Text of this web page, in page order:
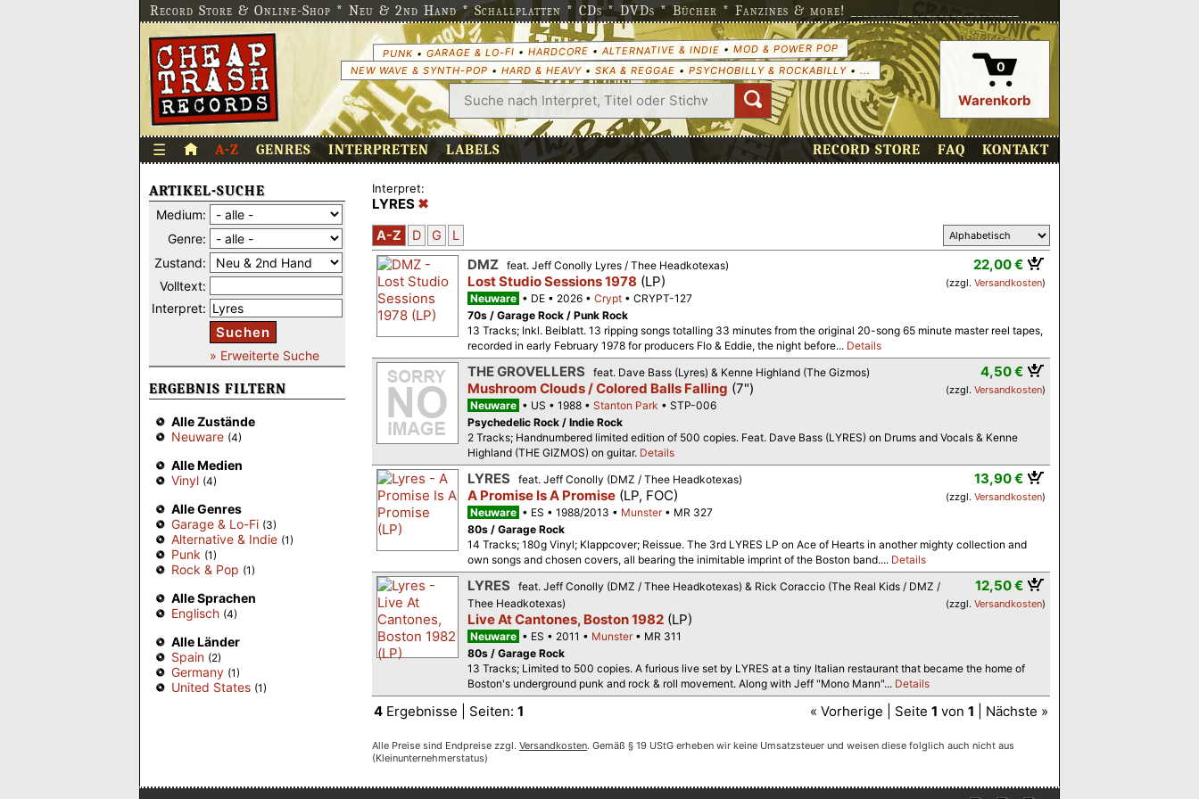
Record Store & Online-Shop * Neu & 2nd Hand * Schallplatten * CDs * DVDs * Bücher * Fanzines & more! ___________________________
PUNK• GARAGE & LO-FI • HARDCORE • ALTERNATIVE & INDIE • MOD & POWER POP
NEW WAVE & SYNTH-POP • HARD & HEAVY• SKA & REGGAE • PSYCHOBILLY & ROCKABILLY• ... 0
Warenkorb
☰ A-Z GENRES INTERPRETEN LABELS RECORD STORE FAQ KONTAKT
ARTIKEL-SUCHE
Medium:
Genre:
Zustand:
Volltext:
Interpret:
Suchen
» Erweiterte Suche
ERGEBNIS FILTERN
Alle Zustände
Neuware (4)
Alle Medien
Vinyl (4)
Alle Genres
Garage & Lo-Fi (3)
Alternative & Indie (1)
Punk (1)
Rock & Pop (1)
Alle Sprachen
Englisch (4)
Alle Länder
Spain (2)
Germany (1)
United States (1)
Interpret:
LYRES
A-Z D G L
22,00 €
(zzgl. Versandkosten)
DMZ feat. Jeff Conolly Lyres / Thee Headkotexas)
Lost Studio Sessions 1978 (LP)
Neuware DE 2026 Crypt
CRYPT-127
70s / Garage Rock / Punk Rock
13 Tracks; Inkl. Beiblatt. 13 ripping songs totalling 33 minutes from the original 20-song 65 minute master reel tapes,
recorded in early February 1978 for producers Flo & Eddie, the night before... Details
4,50 €
(zzgl. Versandkosten)
THE GROVELLERS feat. Dave Bass (Lyres) & Kenne Highland (The Gizmos)
Mushroom Clouds / Colored Balls Falling (7")
Neuware US 1988 Stanton Park
STP-006
Psychedelic Rock / Indie Rock
2 Tracks; Handnumbered limited edition of 500 copies. Feat. Dave Bass (LYRES) on Drums and Vocals & Kenne
Highland (THE GIZMOS) on guitar. Details
13,90 €
(zzgl. Versandkosten)
LYRES feat. Jeff Conolly (DMZ / Thee Headkotexas)
A Promise Is A Promise (LP, FOC)
Neuware ES 1988/2013 Munster
MR 327
80s / Garage Rock
14 Tracks; 180g Vinyl; Klappcover; Reissue. The 3rd LYRES LP on Ace of Hearts in another mighty collection and
own songs and chosen covers, all bearing the inimitable imprint of the Boston band.... Details
12,50 €
(zzgl. Versandkosten)
LYRES
feat. Jeff Conolly (DMZ / Thee Headkotexas) & Rick Coraccio (The Real Kids / DMZ /
Thee Headkotexas)
Live At Cantones, Boston 1982 (LP)
Neuware ES 2011 Munster
MR 311
80s / Garage Rock
13 Tracks; Limited to 500 copies. A furious live set by LYRES at a tiny Italian restaurant that became the home of
Boston's underground punk and rock & roll movement. Along with Jeff "Mono Mann"... Details
4 Ergebnisse | Seiten: 1 « Vorherige | Seite 1 von 1 | Nächste »
Alle Preise sind Endpreise zzgl. Versandkosten. Gemäß § 19 UStG erheben wir keine Umsatzsteuer und weisen diese folglich auch nicht aus
(Kleinunternehmerstatus)